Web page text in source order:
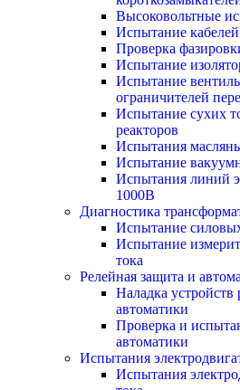
Высоковольтные
Испытание
Проверка
Испытание
Испытание
ограничителей
Испытание сухих
реакторов
Испытания
Испытание
Испытания линий
1000В
Диагностика
Испытание
Испытание
тока
Релейная защита и
Наладка
автоматики
Проверка и
автоматики
Испытания
Испытания